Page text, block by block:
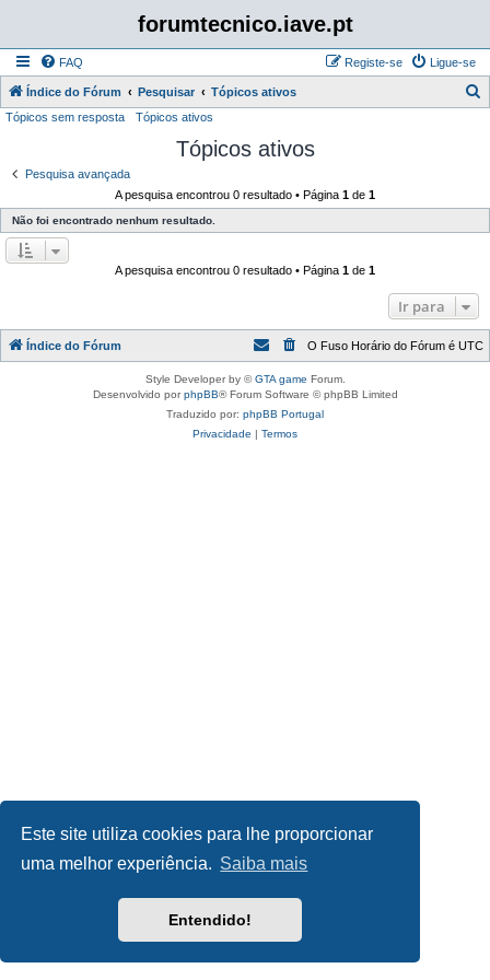
Este site utiliza cookies para lhe proporcionar
uma melhor experiência. Saiba mais
Entendido!
forumtecnico.iave.pt
FAQ Ligue-se
Registe-se
Índice do Fórum Pesquisar Tópicos ativos
Tópicos sem resposta Tópicos ativos
Tópicos ativos
Pesquisa avançada
A pesquisa encontrou 0 resultado • Página 1 de 1
Não foi encontrado nenhum resultado.
A pesquisa encontrou 0 resultado • Página 1 de 1
Ir para
Índice do Fórum O Fuso Horário do Fórum é UTC
Style Developer by ©GTA game Forum.
Desenvolvido porphpBB® Forum Software © phpBB Limited
Traduzido por: phpBB Portugal
Privacidade | Termos